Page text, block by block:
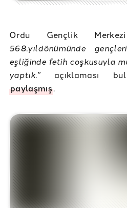
Ordu Gençlik
568.yıldönümünde
eşliğinde fetih coşkusuyla
yaptık.”açıklaması
paylaşmış.